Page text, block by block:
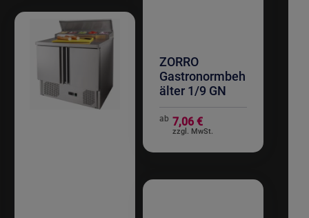
ZORRO
Gastronormbeh
älter 1/9 GN
ab 7,06 €